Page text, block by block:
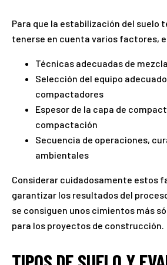
Para que la estabilización del suelo
tenerse en cuenta varios factores,
Técnicas adecuadas de
Selección del equipo
compactadores
Espesor de la capa de
compactación
Secuencia de operaciones,
ambientales
Considerar cuidadosamente estos
garantizar los resultados del
se consiguen unos cimientos más
para los proyectos de construcción.